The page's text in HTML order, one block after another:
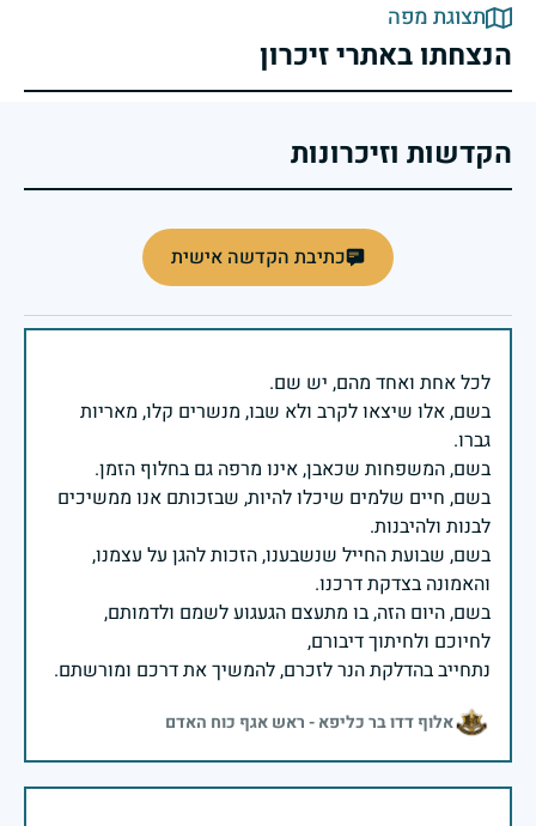
תצוגת מפה
הנצחתו באתרי זיכרון
הקדשות וזיכרונות
כתיבת הקדשה אישית
בשם, אלו שיצאו לקרב ולא שבו, מנשרים קלו, מאריות
בשם, חיים שלמים שיכלו להיות, שבזכותם אנו ממשיכים
בשם, שבועת החייל שנשבענו, הזכות להגן על עצמנו,
בשם, היום הזה, בו מתעצם הגעגוע לשמם ולדמותם,
נתחייב בהדלקת הנר לזכרם, להמשיך את דרכם ומורשתם.
אלוף דדו בר כליפא - ראש אגף כוח האדם